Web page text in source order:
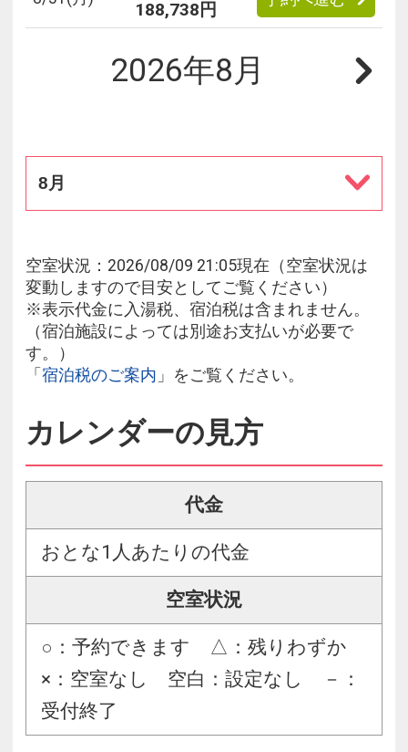
188,738円
2026年8月
8月
空室状況：2026/08/09 21:05現在（空室状況は
変動しますので目安としてご覧ください）
※表示代金に入湯税、宿泊税は含まれません。
（宿泊施設によっては別途お支払いが必要で
す。）
「 宿泊税のご案内 」をご覧ください。
カレンダーの見方
代金
おとな1人あたりの代金
空室状況
○：予約できます △：残りわずか
×：空室なし 空白：設定なし －：
受付終了